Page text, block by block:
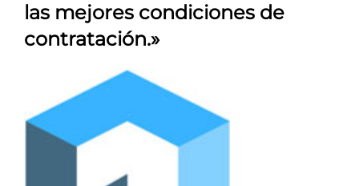
las mejores condiciones de
contratación.»